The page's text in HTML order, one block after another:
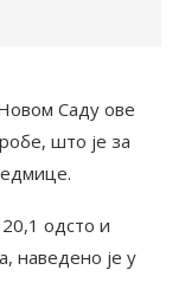
Саду ове
што је за
одсто и
наведено је у